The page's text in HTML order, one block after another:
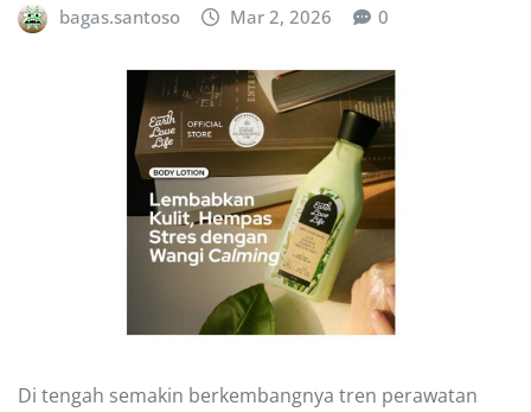
bagas.santoso Mar 2, 2026 0
Di tengah semakin berkembangnya tren perawatan